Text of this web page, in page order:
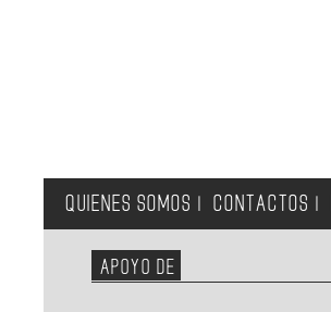
QUIENES SOMOS CONTACTOS
APOYO DE